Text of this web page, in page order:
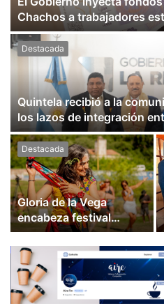
Chachos a trabajadores
comercio local
Destacada
Quintela recibió a la
los lazos de integración
vecino
Destacada
Gloria de la Vega
encabeza festival
chayero en el Parque
Yacampis